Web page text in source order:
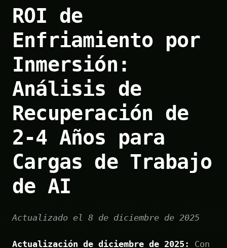
ROI de
Enfriamiento por
Inmersión:
Análisis de
Recuperación de
2-4 Años para
Cargas de Trabajo
de AI
Actualizado el 8 de diciembre de 2025
Actualización de diciembre de 2025:
Con